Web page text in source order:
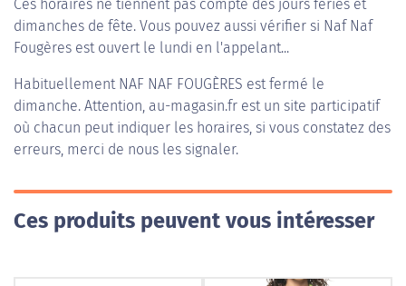
Ces horaires ne tiennent pas compte des jours fériés et
dimanches de fête. Vous pouvez aussi vérifier si Naf Naf
Fougères est ouvert le lundi en l'appelant...
Habituellement NAF NAF FOUGÈRES est fermé le
dimanche. Attention, au-magasin.fr est un site participatif
où chacun peut indiquer les horaires, si vous constatez des
erreurs, merci de nous les signaler.
Ces produits peuvent vous intéresser